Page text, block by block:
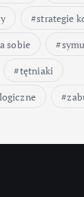
strategie
sobie
tętniaki